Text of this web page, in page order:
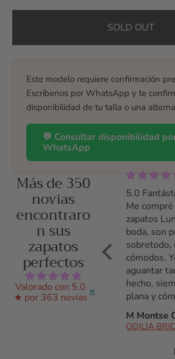
SOLD OUT
Este modelo requiere confirmación
Escríbenos por WhatsApp y te
disponibilidad de tu talla o una
💬 Consultar disponibilidad
WhatsApp
Más de 350
novias
encontraro
n sus
zapatos
perfectos
Valorado con 5,0
★ por 363 novias
5.0 Zapatos preciosos
y comodísimos
Llevé los zapatos el
día entero y estuve
cómoda desde el
primer momento
hasta el último. Los
había llevado
solamente durante
5.0
Me
zapatos
boda, son
sobretodo,
cómodos.
aguantar
hecho,
plana y
daba miedo
aguantarlos
aguanté
M Montse
ODILIA